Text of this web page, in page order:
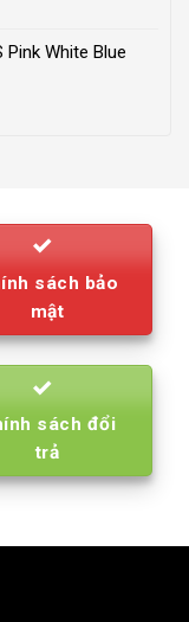
Pink White Blue
sách bảo
mật
sách đổi
trả